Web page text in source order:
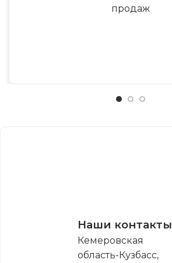
продаж
Наши контакты
Кемеровская
область-Кузбасс,